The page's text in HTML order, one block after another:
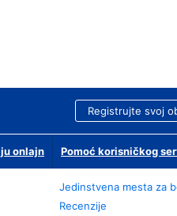
Registrujte svoj
onlajn Pomoć korisničkog
Jedinstvena mesta za
Recenzije